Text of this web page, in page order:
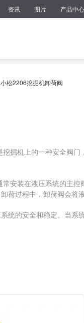
资讯 图片 产品中心
小松2206挖掘机卸荷阀
掘机上的一种安全阀
安装在液压系统的主
荷过程中，卸荷阀会将
统的安全和稳定。当系
挖掘机还有其他安全阀